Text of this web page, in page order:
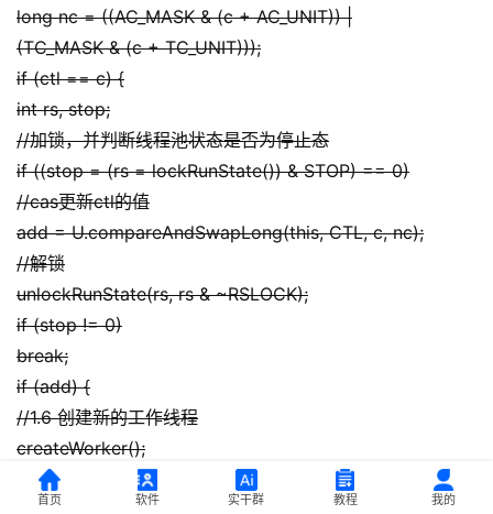
long nc = ((AC_MASK & (c + AC_UNIT)) |
(TC_MASK & (c + TC_UNIT)));
if (ctl == c) {
int rs, stop;
//加锁，并判断线程池状态是否为停止态
if ((stop = (rs = lockRunState()) & STOP) == 0)
//cas更新ctl的值
add = U.compareAndSwapLong(this, CTL, c, nc);
//解锁
unlockRunState(rs, rs & ~RSLOCK);
if (stop != 0)
break;
if (add) {
//1.6 创建新的工作线程
createWorker();
break;
首页 软件 实干群 教程 我的